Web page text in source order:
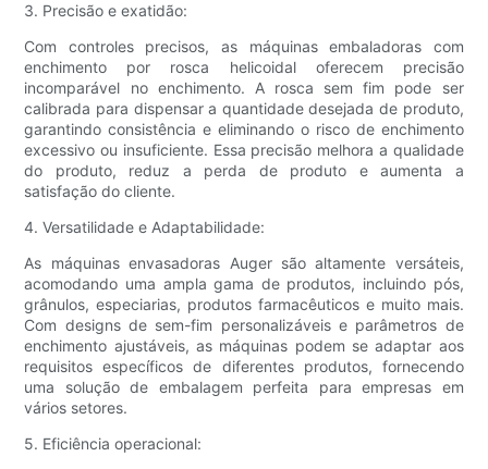
3. Precisão e exatidão:
Com controles precisos, as máquinas embaladoras com
enchimento por rosca helicoidal oferecem precisão
incomparável no enchimento. A rosca sem fim pode ser
calibrada para dispensar a quantidade desejada de produto,
garantindo consistência e eliminando o risco de enchimento
excessivo ou insuficiente. Essa precisão melhora a qualidade
do produto, reduz a perda de produto e aumenta a
satisfação do cliente.
4. Versatilidade e Adaptabilidade:
As máquinas envasadoras Auger são altamente versáteis,
acomodando uma ampla gama de produtos, incluindo pós,
grânulos, especiarias, produtos farmacêuticos e muito mais.
Com designs de sem-fim personalizáveis ​​e parâmetros de
enchimento ajustáveis, as máquinas podem se adaptar aos
requisitos específicos de diferentes produtos, fornecendo
uma solução de embalagem perfeita para empresas em
vários setores.
5. Eficiência operacional: